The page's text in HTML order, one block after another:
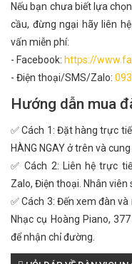
Nếu bạn chưa biết lựa
cầu, đừng ngại hãy liên
vấn miễn phí:
- Facebook: https://
- Điện thoại/SMS/Zalo:
Hướng dẫn mua
✅ Cách 1: Đặt hàng trực
HÀNG NGAY ở trên và
✅ Cách 2: Liên hệ trực
Zalo, Điện thoại. Nhân viên
✅ Cách 3: Đến xem đàn
Nhạc cụ Hoàng Piano,
để nhận chỉ đường.